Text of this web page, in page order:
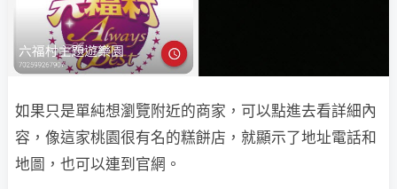
如果只是單純想瀏覽附近的商家，可以點進去看詳細內
容，像這家桃園很有名的糕餅店，就顯示了地址電話和
地圖，也可以連到官網。